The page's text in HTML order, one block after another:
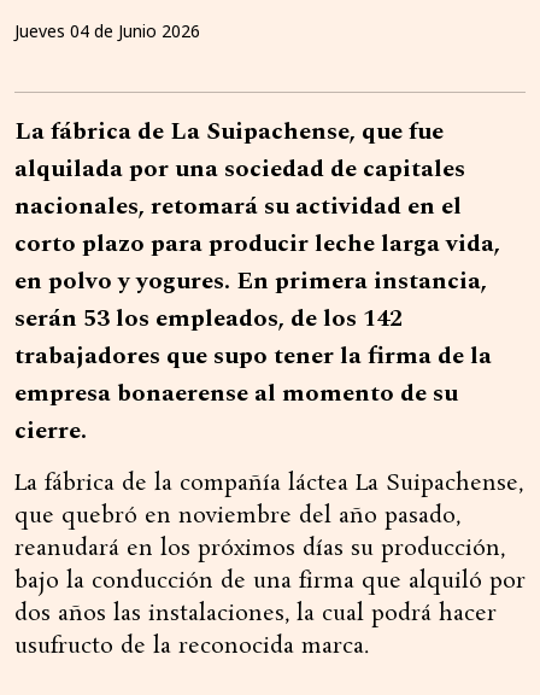
Jueves 04 de Junio 2026
La fábrica de La Suipachense, que fue
alquilada por una sociedad de capitales
nacionales, retomará su actividad en el
corto plazo para producir leche larga vida,
en polvo y yogures. En primera instancia,
serán 53 los empleados, de los 142
trabajadores que supo tener la firma de la
empresa bonaerense al momento de su
cierre.
La fábrica de la compañía láctea La Suipachense,
que quebró en noviembre del año pasado,
reanudará en los próximos días su producción,
bajo la conducción de una firma que alquiló por
dos años las instalaciones, la cual podrá hacer
usufructo de la reconocida marca.